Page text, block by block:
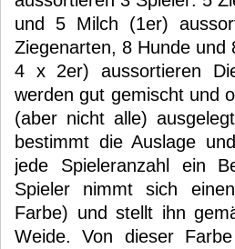
und 5 Milch (1er)
Ziegenarten, 8 Hunde und
4 x 2er) aussortieren
werden gut gemischt und
(aber nicht alle)
bestimmt die Auslage
jede Spieleranzahl ein
Spieler nimmt sich
Farbe) und stellt ihn
Weide. Von dieser